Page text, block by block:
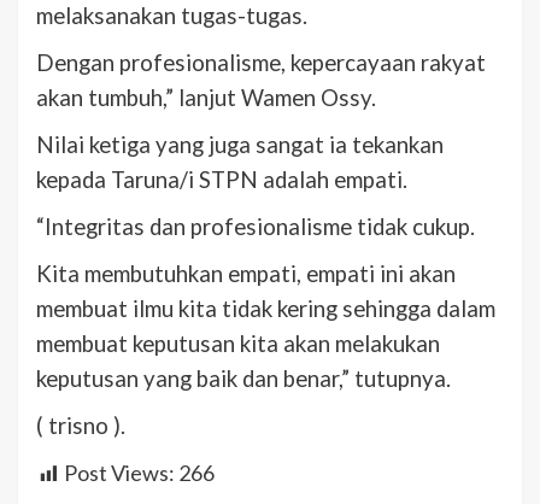
melaksanakan tugas-tugas.
Dengan profesionalisme, kepercayaan rakyat
akan tumbuh,” lanjut Wamen Ossy.
Nilai ketiga yang juga sangat ia tekankan
kepada Taruna/i STPN adalah empati.
“Integritas dan profesionalisme tidak cukup.
Kita membutuhkan empati, empati ini akan
membuat ilmu kita tidak kering sehingga dalam
membuat keputusan kita akan melakukan
keputusan yang baik dan benar,” tutupnya.
( trisno ).
Post Views: 266